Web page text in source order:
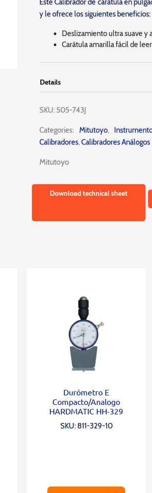
Este Calibrador de carátula en
y le ofrece los siguientes beneficios:
Deslizamiento ultra suave y
Carátula amarilla fácil de
Details
SKU: 505-743J
Categories:Mitutoyo,
Calibradores,Calibradores Análogos
Mitutoyo
Download technical sheet
Durómetro E
Compacto/Analogo
HARDMATIC HH-329
SKU: 811-329-10